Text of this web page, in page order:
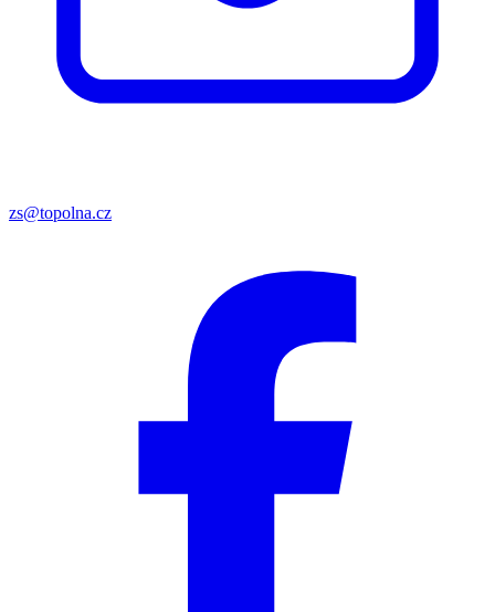
zs@topolna.cz